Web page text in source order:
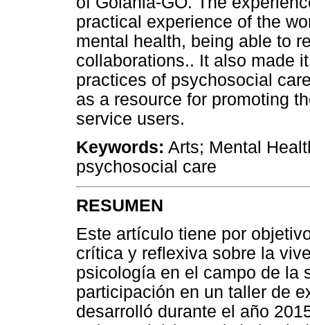
practical experience of the
mental health, being able to
collaborations.. It also made
practices of psychosocial
as a resource for promoting
service users.
Keywords: Arts; Mental
psychosocial care
RESUMEN
Este artículo tiene por
crítica y reflexiva sobre la
psicología en el campo de la
participación en un taller de
desarrolló durante el año